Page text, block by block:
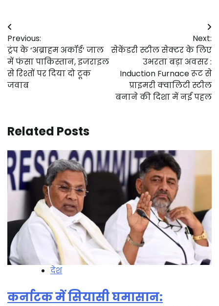
Post
navigation
Previous:
ट्रंप के ‘अब्राहम अकॉर्ड’ जाल
में फंसा पाकिस्तान, इजराइल
से रिश्तों पर दिया दो टूक
जवाब
Next:
सेकेंडरी स्टील सेक्टर के लिए
उभरता बड़ा अवसर :
Induction Furnace रूट से
प्राइमरी क्वालिटी स्टील
बनाने की दिशा में नई पहल
Related Posts
देश
कर्नाटक में सियासी घमासान: